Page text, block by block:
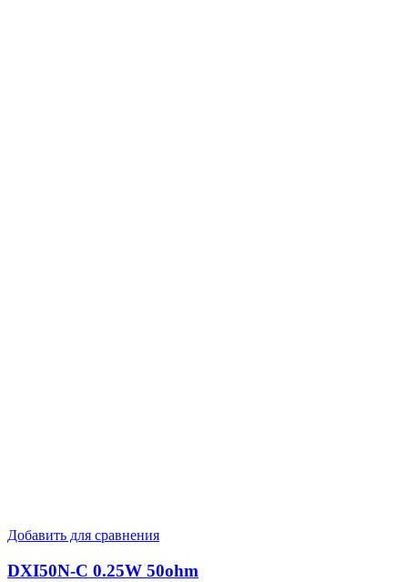
Добавить для сравнения
DXI50N-C 0.25W 50ohm